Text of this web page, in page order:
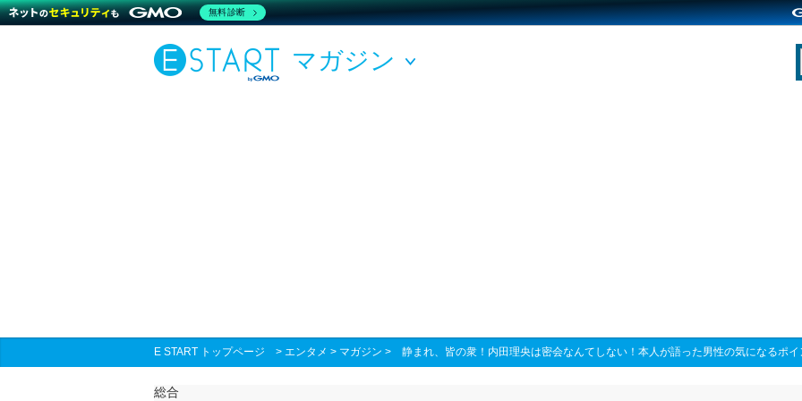
マガジン
E START トップページ > エンタメ > マガジン > 静まれ、皆の衆！内田理央は密会なんてしない！本人が語った男性の気になるポイ
総合
無料診断